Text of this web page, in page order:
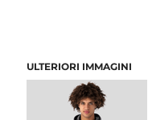
ULTERIORI IMMAGINI